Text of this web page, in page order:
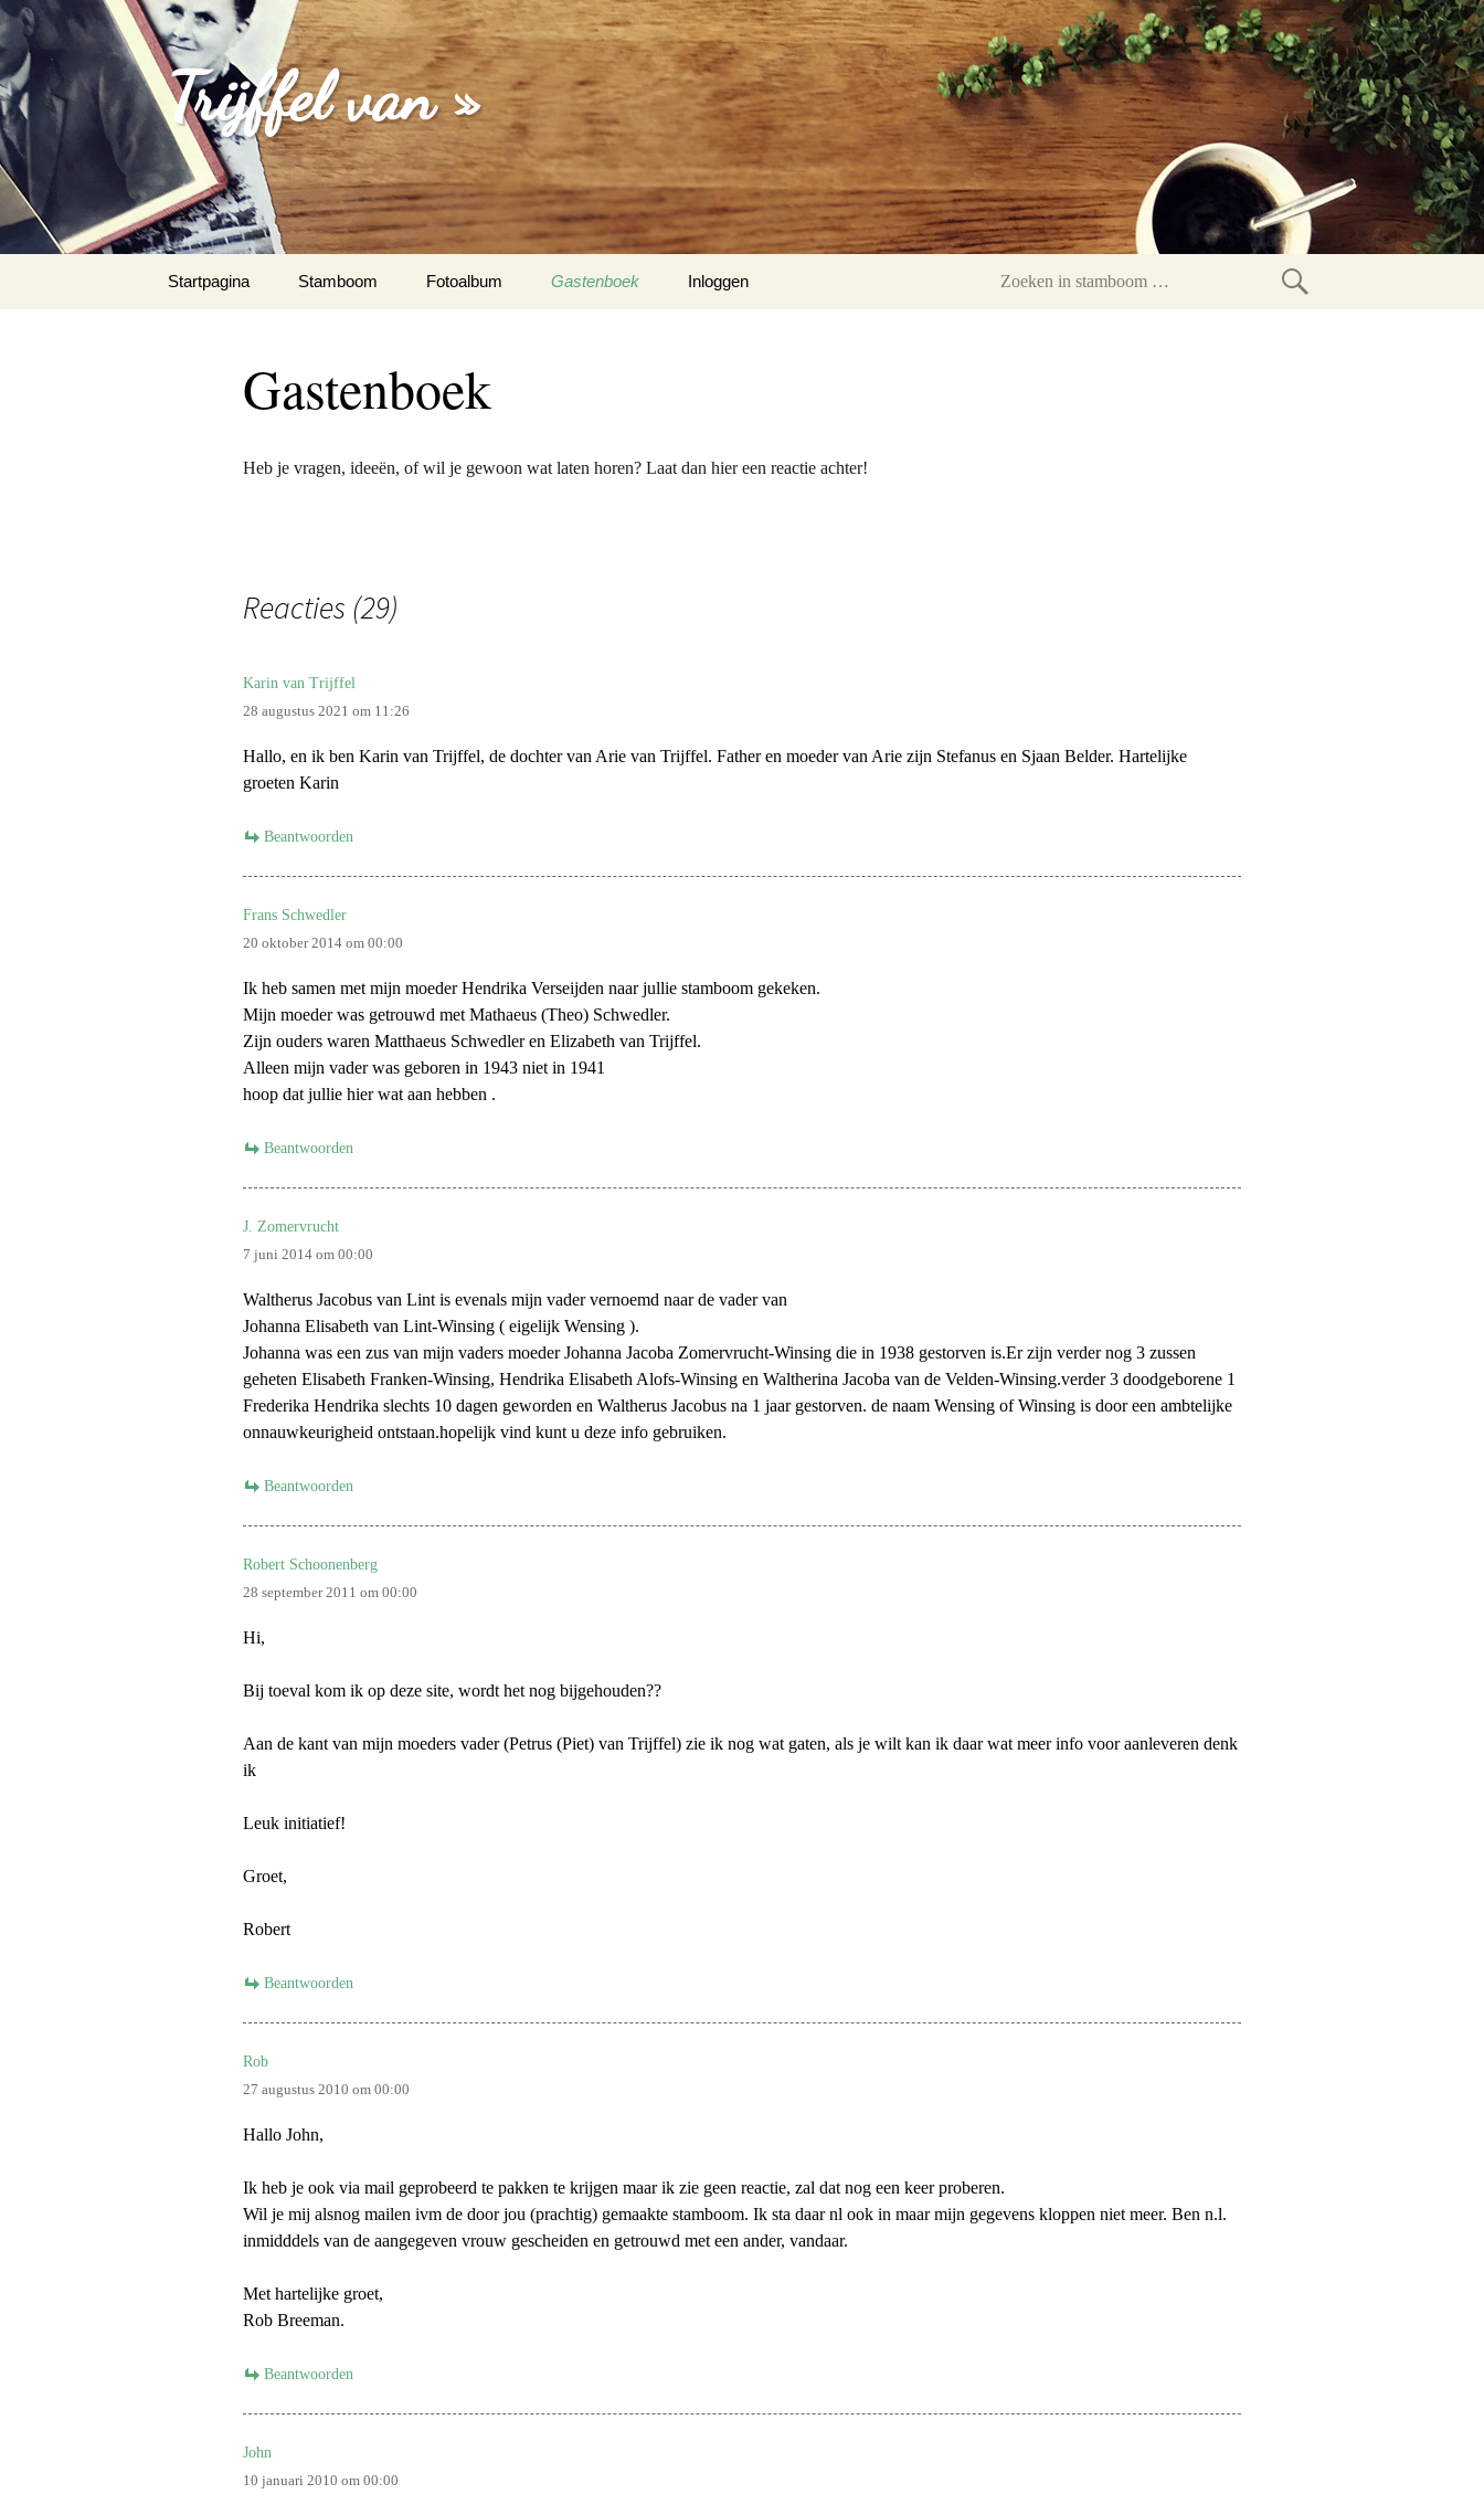
Trijffel van »
naar
Startpagina Stamboom Fotoalbum
Leuke foto’s door de jaren heen
Maurice plus
Fam. Bakker
Fam. de Kraaij
Fam. Rossaert
Fam. Breeman
Trouwfoto’s
Gastenboek
Inloggen
Zoeken
Gastenboek
Heb je vragen, ideeën, of wil je gewoon wat laten horen? Laat dan hier een reactie achter!
Reacties (29)
Karin van Trijffel
28 augustus 2021 om 11:26
Hallo, en ik ben Karin van Trijffel, de dochter van Arie van Trijffel. Father en moeder van Arie zijn Stefanus en Sjaan Belder. Hartelijke
groeten Karin
Beantwoorden
Frans Schwedler
20 oktober 2014 om 00:00
Ik heb samen met mijn moeder Hendrika Verseijden naar jullie stamboom gekeken.
Mijn moeder was getrouwd met Mathaeus (Theo) Schwedler.
Zijn ouders waren Matthaeus Schwedler en Elizabeth van Trijffel.
Alleen mijn vader was geboren in 1943 niet in 1941
hoop dat jullie hier wat aan hebben .
Beantwoorden
J. Zomervrucht
7 juni 2014 om 00:00
Waltherus Jacobus van Lint is evenals mijn vader vernoemd naar de vader van
Johanna Elisabeth van Lint-Winsing ( eigelijk Wensing ).
Johanna was een zus van mijn vaders moeder Johanna Jacoba Zomervrucht-Winsing die in 1938 gestorven is.Er zijn verder nog 3 zussen
geheten Elisabeth Franken-Winsing, Hendrika Elisabeth Alofs-Winsing en Waltherina Jacoba van de Velden-Winsing.verder 3 doodgeborene 1
Frederika Hendrika slechts 10 dagen geworden en Waltherus Jacobus na 1 jaar gestorven. de naam Wensing of Winsing is door een ambtelijke
onnauwkeurigheid ontstaan.hopelijk vind kunt u deze info gebruiken.
Beantwoorden
Robert Schoonenberg
28 september 2011 om 00:00
Hi,
Bij toeval kom ik op deze site, wordt het nog bijgehouden??
Aan de kant van mijn moeders vader (Petrus (Piet) van Trijffel) zie ik nog wat gaten, als je wilt kan ik daar wat meer info voor aanleveren denk
ik
Leuk initiatief!
Groet,
Robert
Beantwoorden
Rob
27 augustus 2010 om 00:00
Hallo John,
Ik heb je ook via mail geprobeerd te pakken te krijgen maar ik zie geen reactie, zal dat nog een keer proberen.
Wil je mij alsnog mailen ivm de door jou (prachtig) gemaakte stamboom. Ik sta daar nl ook in maar mijn gegevens kloppen niet meer. Ben n.l.
inmidddels van de aangegeven vrouw gescheiden en getrouwd met een ander, vandaar.
Met hartelijke groet,
Rob Breeman.
Beantwoorden
John
10 januari 2010 om 00:00